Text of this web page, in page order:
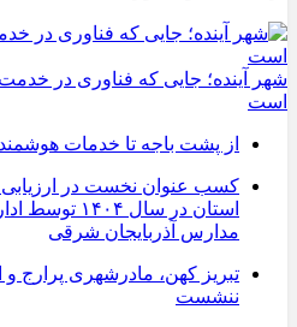
شهر آینده؛ جایی که فناوری در
است
از پشت باجه تا خدمات
کسب عنوان نخست در
استان در سال
مدارس آذربایجان شرقی
تبریز کهن، مادرشهری پرارج و
ننشست